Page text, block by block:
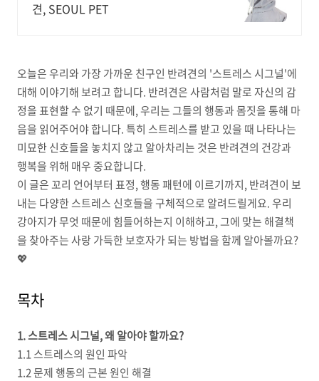
견, SEOUL PET
오늘은 우리와 가장 가까운 친구인 반려견의 '스트레스 시그널'에
대해 이야기해 보려고 합니다. 반려견은 사람처럼 말로 자신의 감
정을 표현할 수 없기 때문에, 우리는 그들의 행동과 몸짓을 통해 마
음을 읽어주어야 합니다. 특히 스트레스를 받고 있을 때 나타나는
미묘한 신호들을 놓치지 않고 알아차리는 것은 반려견의 건강과
행복을 위해 매우 중요합니다.
이 글은 꼬리 언어부터 표정, 행동 패턴에 이르기까지, 반려견이 보
내는 다양한 스트레스 신호들을 구체적으로 알려드릴게요. 우리
강아지가 무엇 때문에 힘들어하는지 이해하고, 그에 맞는 해결책
을 찾아주는 사랑 가득한 보호자가 되는 방법을 함께 알아볼까요?
💖
목차
1. 스트레스 시그널, 왜 알아야 할까요?
1.1 스트레스의 원인 파악
1.2 문제 행동의 근본 원인 해결